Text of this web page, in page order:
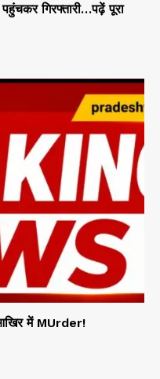
गिरफ्तारी…पढ़ें पूरा
में MUrder!